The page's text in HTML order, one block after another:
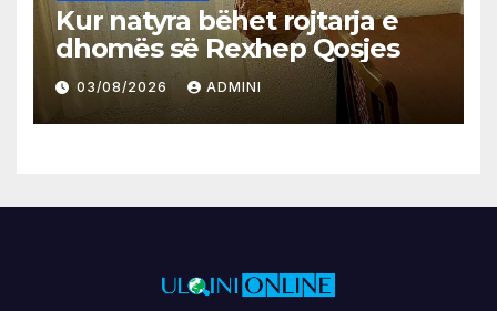
Kur natyra bëhet rojtarja e
dhomës së Rexhep Qosjes
03/08/2026 ADMINI